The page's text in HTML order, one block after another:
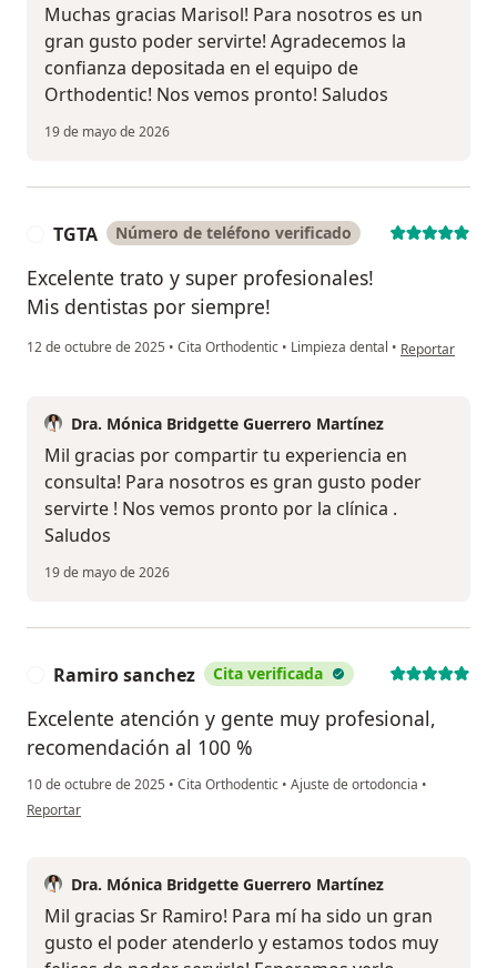
Muchas gracias Marisol! Para nosotros es un
gran gusto poder servirte! Agradecemos la
confianza depositada en el equipo de
Orthodentic! Nos vemos pronto! Saludos
19 de mayo de 2026
TGTA Número de teléfono verificado
Excelente trato y super profesionales!
Mis dentistas por siempre!
12 de octubre de 2025 • Cita Orthodentic • Limpieza dental • en opinión del
Reportar
Dra. Mónica Bridgette Guerrero Martínez
Mil gracias por compartir tu experiencia en
consulta! Para nosotros es gran gusto poder
servirte ! Nos vemos pronto por la clínica .
Saludos
19 de mayo de 2026
Ramiro sanchez Cita verificada
Excelente atención y gente muy profesional,
recomendación al 100 %
10 de octubre de 2025 • Cita Orthodentic • Ajuste de ortodoncia •
en opinión del usuario Ramiro sanchez
Reportar
Dra. Mónica Bridgette Guerrero Martínez
Mil gracias Sr Ramiro! Para mí ha sido un gran
gusto el poder atenderlo y estamos todos muy